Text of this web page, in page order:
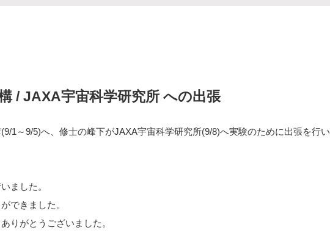
/ JAXA宇宙科学研究所 への出張
1～9/5)へ、修士の峰下がJAXA宇宙科学研究所(9/8)へ実験のために出張を行い
ました。
できました。
りがとうございました。